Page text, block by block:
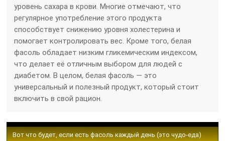
уровень сахара в крови. Многие отмечают, что
регулярное употребление этого продукта
способствует снижению уровня холестерина и
помогает контролировать вес. Кроме того, белая
фасоль обладает низким гликемическим индексом,
что делает её отличным выбором для людей с
диабетом. В целом, белая фасоль — это
универсальный и полезный продукт, который стоит
включить в свой рацион.
Вот что будет, если есть фасоль каждый день (это чудо-еда)